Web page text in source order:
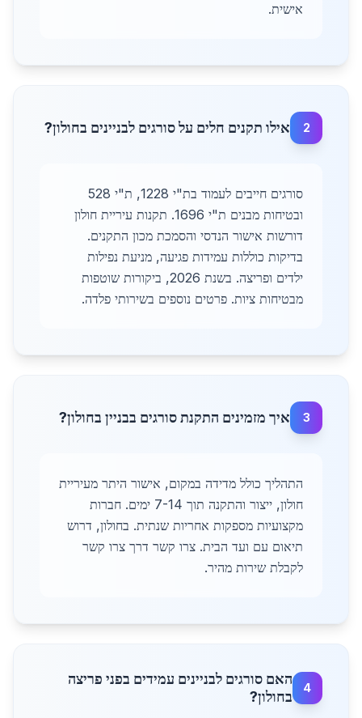
אישית.
2 אילו תקנים חלים על סורגים לבניינים בחולון?
סורגים חייבים לעמוד בת"י 1228, ת"י 528
ובטיחות מבנים ת"י 1696. תקנות עיריית חולון
דורשות אישור הנדסי והסמכת מכון התקנים.
בדיקות כוללות עמידות פגיעה, מניעת נפילות
ילדים ופריצה. בשנת 2026, ביקורות שוטפות
מבטיחות ציות. פרטים נוספים בשירותי פלדה.
3 איך מזמינים התקנת סורגים בבניין בחולון?
התהליך כולל מדידה במקום, אישור היתר מעיריית
חולון, ייצור והתקנה תוך 7-14 ימים. חברות
מקצועיות מספקות אחריות שנתית. בחולון, דרוש
תיאום עם ועד הבית. צרו קשר דרך צרו קשר
לקבלת שירות מהיר.
4
האם סורגים לבניינים עמידים בפני פריצה
בחולון?